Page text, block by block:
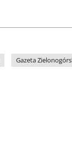
Gazeta